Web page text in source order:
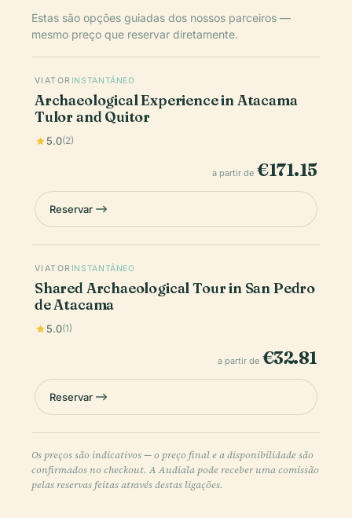
Estas são opções guiadas dos nossos parceiros —
mesmo preço que reservar diretamente.
VIATOR INSTANTÂNEO
Archaeological Experience in Atacama
Tulor and Quitor
5.0(2)
a partir de €171.15
Reservar
VIATOR INSTANTÂNEO
Shared Archaeological Tour in San Pedro
de Atacama
5.0(1)
a partir de €32.81
Reservar
Os preços são indicativos — o preço final e a disponibilidade são
confirmados no checkout. A Audiala pode receber uma comissão
pelas reservas feitas através destas ligações.